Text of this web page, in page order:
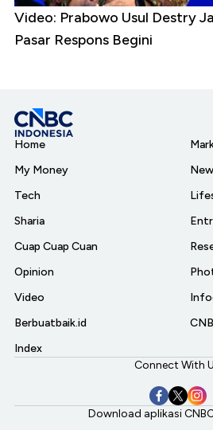
Video: Prabowo Usul Destry
Pasar Respons Begini
Home
My Money
Tech
Sharia
Cuap Cuap Cuan
Opinion
Video
Berbuatbaik.id
Index
Connect With
Download aplikasi